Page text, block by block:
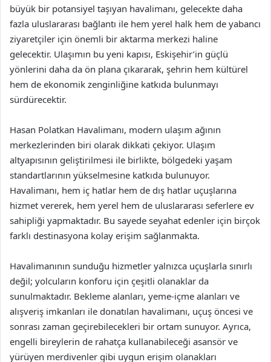
büyük bir potansiyel taşıyan havalimanı, gelecekte daha
fazla uluslararası bağlantı ile hem yerel halk hem de yabancı
ziyaretçiler için önemli bir aktarma merkezi haline
gelecektir. Ulaşımın bu yeni kapısı, Eskişehir’in güçlü
yönlerini daha da ön plana çıkararak, şehrin hem kültürel
hem de ekonomik zenginliğine katkıda bulunmayı
sürdürecektir.
Hasan Polatkan Havalimanı, modern ulaşım ağının
merkezlerinden biri olarak dikkati çekiyor. Ulaşım
altyapısının geliştirilmesi ile birlikte, bölgedeki yaşam
standartlarının yükselmesine katkıda bulunuyor.
Havalimanı, hem iç hatlar hem de dış hatlar uçuşlarına
hizmet vererek, hem yerel hem de uluslararası seferlere ev
sahipliği yapmaktadır. Bu sayede seyahat edenler için birçok
farklı destinasyona kolay erişim sağlanmakta.
Havalimanının sunduğu hizmetler yalnızca uçuşlarla sınırlı
değil; yolcuların konforu için çeşitli olanaklar da
sunulmaktadır. Bekleme alanları, yeme-içme alanları ve
alışveriş imkanları ile donatılan havalimanı, uçuş öncesi ve
sonrası zaman geçirebilecekleri bir ortam sunuyor. Ayrıca,
engelli bireylerin de rahatça kullanabileceği asansör ve
yürüyen merdivenler gibi uygun erişim olanakları